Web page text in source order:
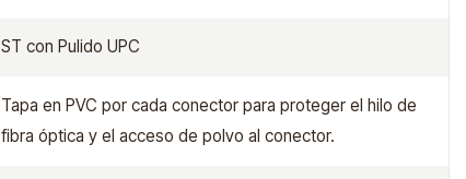
ST con Pulido UPC
Tapa en PVC por cada conector para proteger el hilo de
fibra óptica y el acceso de polvo al conector.